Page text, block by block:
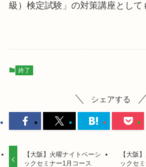
級）検定試験」の対策講座として
終了
シェアする
【大阪】火曜ナイトベーシ
ックセミナー1月コース
【大阪
ックセ